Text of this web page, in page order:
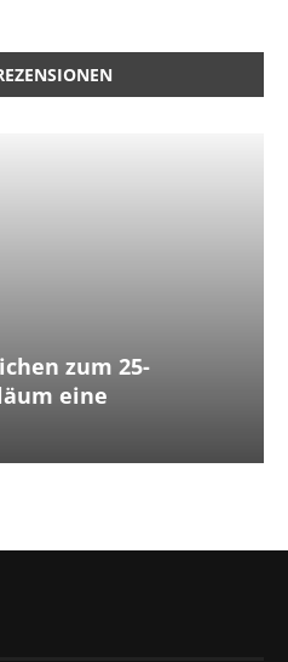
zum 25-
eine